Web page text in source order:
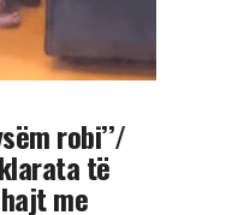
robi’’/
të
me